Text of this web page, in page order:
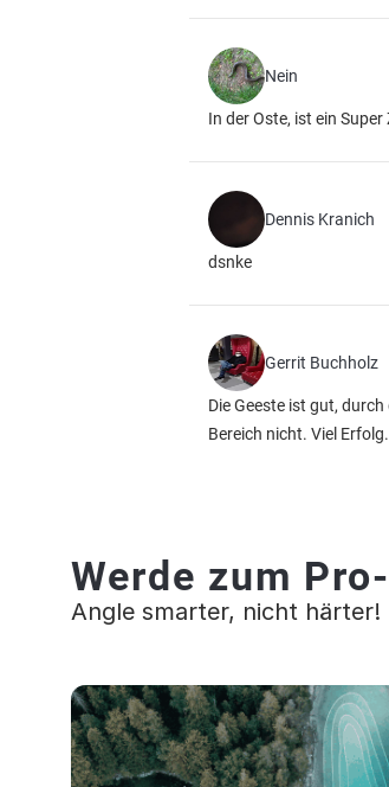
Nein
In der Oste, ist ein
Dennis Kranich
dsnke
Gerrit Buchholz
Die Geeste ist gut,
Bereich nicht. Viel Erfolg.
Werde zum
Angle smarter, nicht härter!